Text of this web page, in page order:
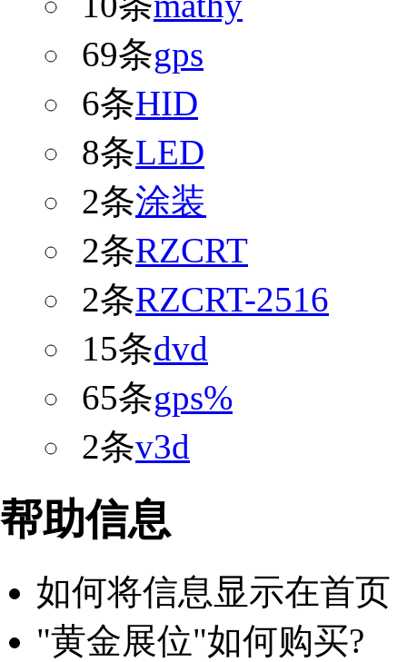
69条gps
6条HID
8条LED
2条涂装
2条RZCRT
2条RZCRT-2516
15条dvd
65条gps%
2条v3d
帮助信息
如何将信息显示在首页
"黄金展位"如何购买?